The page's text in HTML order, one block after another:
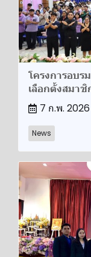
โครงการอบร
เลือกตั้งสมา
7 ก.พ. 2026
News